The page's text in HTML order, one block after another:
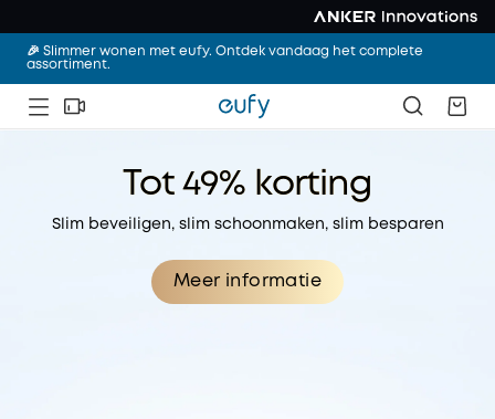
🎉 Slimmer wonen met eufy. Ontdek vandaag het complete
assortiment.
Tot 49% korting
Slim beveiligen, slim schoonmaken, slim besparen
Meer informatie